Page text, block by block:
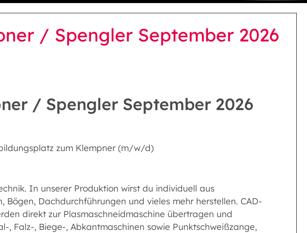
/ Spengler September 2026
/ Spengler September 2026
zum Klempner (m/w/d)
In unserer Produktion wirst du individuell aus
Dachdurchführungen und vieles mehr herstellen. CAD-
direkt zur Plasmaschneidmaschine übertragen und
, Falz-, Biege-, Abkantmaschinen sowie Punktschweißzange,